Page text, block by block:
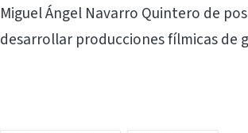
Miguel Ángel Navarro Quintero de
desarrollar producciones fílmicas de